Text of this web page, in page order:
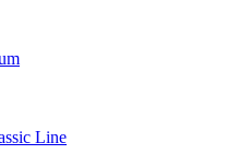
Line